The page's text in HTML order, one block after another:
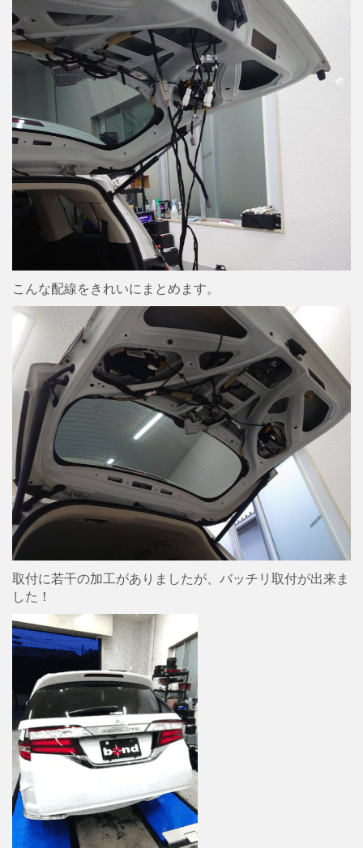
こんな配線をきれいにまとめます。
取付に若干の加工がありましたが、バッチリ取付が出来ま
した！